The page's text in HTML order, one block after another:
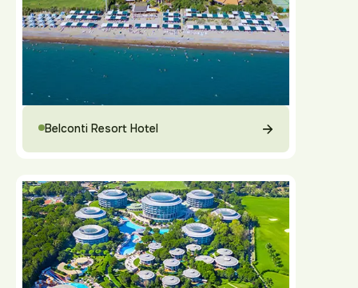
Belconti Resort Hotel